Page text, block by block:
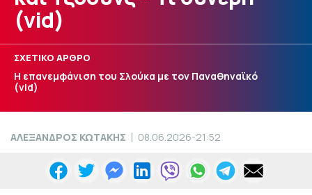
(vid)
ΣΧΕΤΙΚΟ ΑΡΘΡΟ
Η επανεμφάνιση του Σλούκα με τον Παναθηναϊκό
(vid)
ΑΛΕΞΑΝΔΡΟΣ ΚΩΤΑΚΗΣ 08.06.2026-21:52